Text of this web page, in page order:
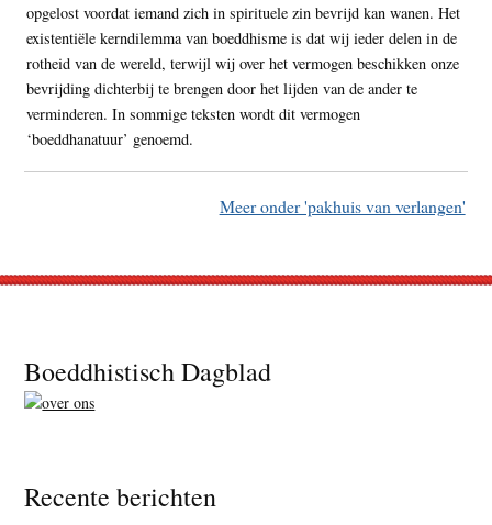
opgelost voordat iemand zich in spirituele zin bevrijd kan wanen. Het
existentiële kerndilemma van boeddhisme is dat wij ieder delen in de
rotheid van de wereld, terwijl wij over het vermogen beschikken onze
bevrijding dichterbij te brengen door het lijden van de ander te
verminderen. In sommige teksten wordt dit vermogen
‘boeddhanatuur’ genoemd.
Meer onder 'pakhuis van verlangen'
Footer
Boeddhistisch Dagblad
Recente berichten